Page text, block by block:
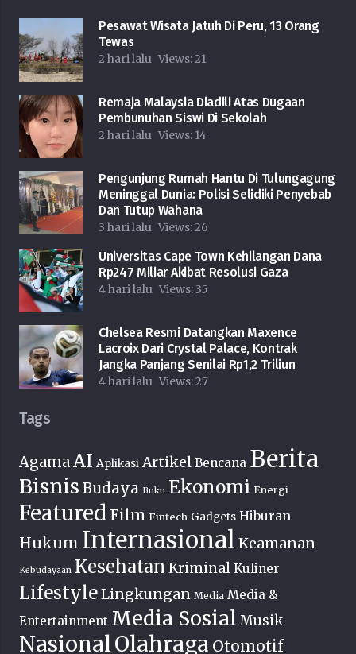
Pesawat Wisata Jatuh Di Peru, 13 Orang
Tewas
2 hari lalu Views:21
Remaja Malaysia Diadili Atas Dugaan
Pembunuhan Siswi Di Sekolah
2 hari lalu Views: 14
Pengunjung Rumah Hantu Di Tulungagung
Meninggal Dunia: Polisi Selidiki Penyebab
Dan Tutup Wahana
3 hari lalu Views:26
Universitas Cape Town Kehilangan Dana
Rp247 Miliar Akibat Resolusi Gaza
4 hari lalu Views: 35
Chelsea Resmi Datangkan Maxence
Lacroix Dari Crystal Palace, Kontrak
Jangka Panjang Senilai Rp1,2 Triliun
4 hari lalu Views:27
Tags
AgamaAI Aplikasi Artikel Bencana Berita
Bisnis Budaya Buku Ekonomi Energi
Featured Film Fintech Gadgets Hiburan
Hukum Internasional Keamanan
Kebudayaan Kesehatan Kriminal Kuliner
LifestyleLingkungan Media Media &
Entertainment Media Sosial Musik
NasionalOlahraga Otomotif